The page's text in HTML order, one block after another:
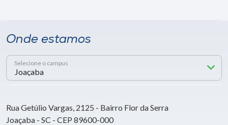
Onde estamos
Selecione o campus
Rua Getúlio Vargas, 2125 - Bairro Flor da Serra
Joaçaba - SC - CEP 89600-000